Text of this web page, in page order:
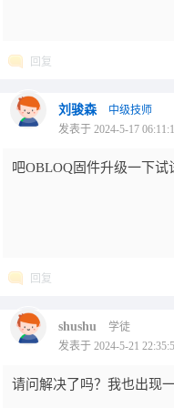
回复
刘骏森
中级技师
发表于 2024-5-17
吧OBLOQ固件升级一下
回复
shushu
学徒
发表于 2024-5-21
请问解决了吗？我也出现